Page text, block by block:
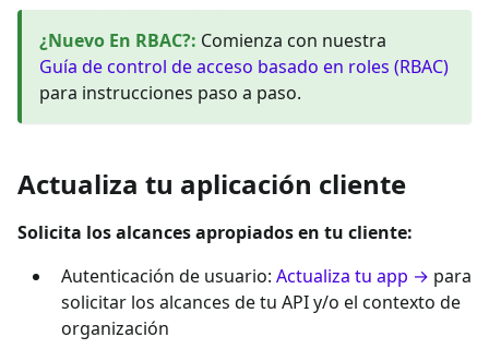
¿Nuevo En RBAC?: Comienza con nuestra
Guía de control de acceso basado en roles (RBAC)
para instrucciones paso a paso.
Actualiza tu aplicación cliente
Solicita los alcances apropiados en tu cliente:
Autenticación de usuario: Actualiza tu app → para
solicitar los alcances de tu API y/o el contexto de
organización